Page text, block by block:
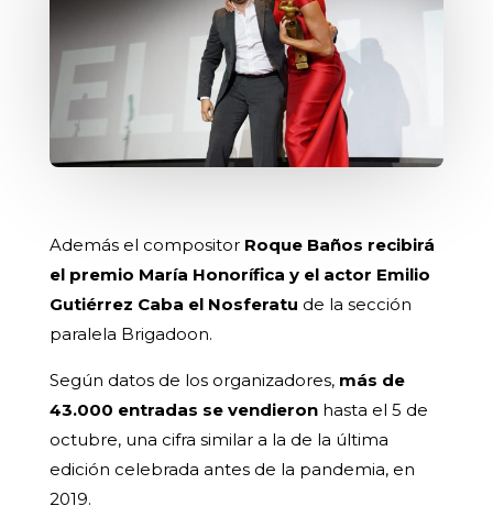
Además el compositor Roque Baños recibirá
el premio María Honorífica y el actor Emilio
Gutiérrez Caba el Nosferatu de la sección
paralela Brigadoon.
Según datos de los organizadores, más de
43.000 entradas se vendieronhasta el 5 de
octubre, una cifra similar a la de la última
edición celebrada antes de la pandemia, en
2019.